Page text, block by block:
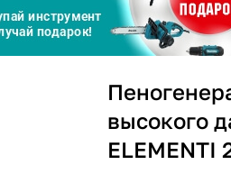
высокого
ELEMENTI
платежей